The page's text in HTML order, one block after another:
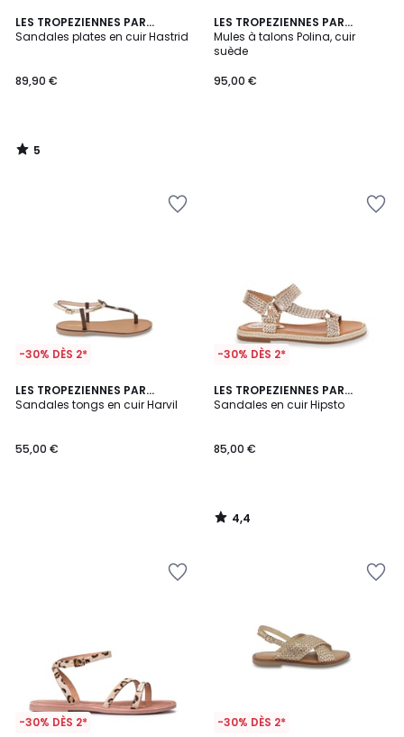
LES TROPEZIENNES PAR
M.BELARBI
Sandales plates en cuir Hastrid
89,90 €
5
/
5
/
LES TROPEZIENNES PAR
M.BELARBI
Mules à talons Polina, cuir
suède
95,00 €
-30% DÈS 2*
LES TROPEZIENNES PAR
M.BELARBI
Sandales tongs en cuir Harvil
55,00 €
-30% DÈS 2*
LES TROPEZIENNES PAR
M.BELARBI
Sandales en cuir Hipsto
85,00 €
4,4
/ 5
4,4
/
-30% DÈS 2* -30% DÈS 2*